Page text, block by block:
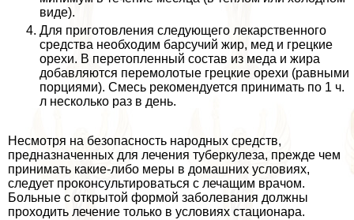
виде).
Для приготовления следующего лекарственного
средства необходим барсучий жир, мед и грецкие
орехи. В перетопленный состав из меда и жира
добавляются перемолотые грецкие орехи (равными
порциями). Смесь рекомендуется принимать по 1 ч.
л несколько раз в день.
Несмотря на безопасность народных средств,
предназначенных для лечения туберкулеза, прежде чем
принимать какие-либо меры в домашних условиях,
следует проконсультироваться с лечащим врачом.
Больные с открытой формой заболевания должны
проходить лечение только в условиях стационара.